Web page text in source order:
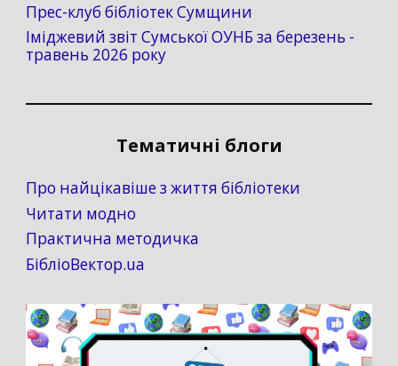
Прес-клуб бібліотек Сумщини
Іміджевий звіт Сумської ОУНБ за березень -
травень 2026 року
Тематичні блоги
Про найцікавіше з життя бібліотеки
Читати модно
Практична методичка
БібліоВектор.ua